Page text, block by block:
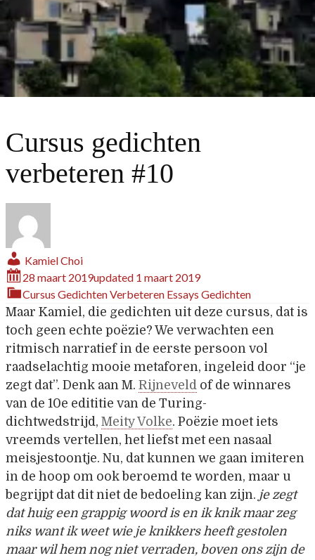
Cursus gedichten
verbeteren #10
Kamiel Choi
28 maart 2019updated 1 maart 2019
Cursus Gedichten Verbeteren Essays Gedichten
Maar Kamiel, die gedichten uit deze cursus, dat is
toch geen echte poëzie? We verwachten een
ritmisch narratief in de eerste persoon vol
raadselachtig mooie metaforen, ingeleid door “je
zegt dat”. Denk aan M. Rijneveld of de winnares
van de 10e edititie van de Turing-
dichtwedstrijd, Meity Volke. Poëzie moet iets
vreemds vertellen, het liefst met een nasaal
meisjestoontje. Nu, dat kunnen we gaan imiteren
in de hoop om ook beroemd te worden, maar u
begrijpt dat dit niet de bedoeling kan zijn. je zegt
dat huig een grappig woord is en ik knik maar zeg
niks want ik weet wie je knikkers heeft gestolen
maar wil hem nog niet verraden, boven ons zijn de